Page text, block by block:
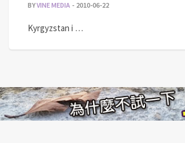
BYVINE MEDIA 2010-06-22
Kyrgyzstan i …